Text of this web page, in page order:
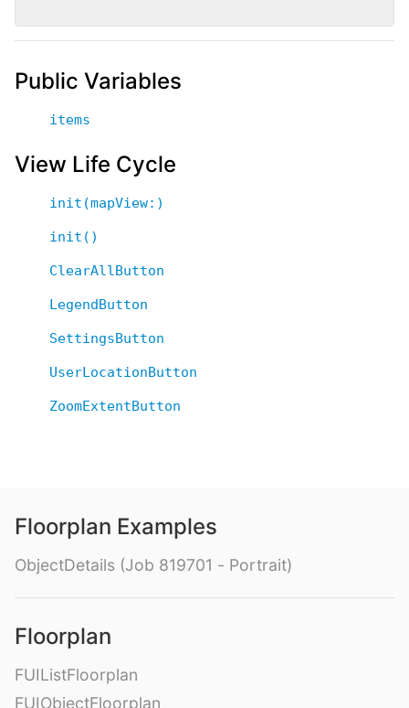
Public Variables
items
View Life Cycle
init(mapView:)
init()
ClearAllButton
LegendButton
SettingsButton
UserLocationButton
ZoomExtentButton
Floorplan Examples
ObjectDetails (Job 819701 - Portrait)
Floorplan
FUIListFloorplan
FUIObjectFloorplan